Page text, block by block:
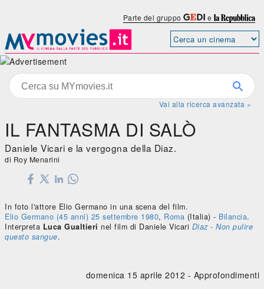
Parte del gruppo e
Vai alla ricerca avanzata »
IL FANTASMA DI SALÒ
Daniele Vicari e la vergogna della Diaz.
di Roy Menarini
In foto l'attore Elio Germano in una scena del film.
Elio Germano (45 anni) 25 settembre 1980, Roma (Italia) - Bilancia.
Interpreta Luca Gualtieri nel film di Daniele Vicari Diaz - Non pulire
questo sangue.
domenica 15 aprile 2012 - Approfondimenti